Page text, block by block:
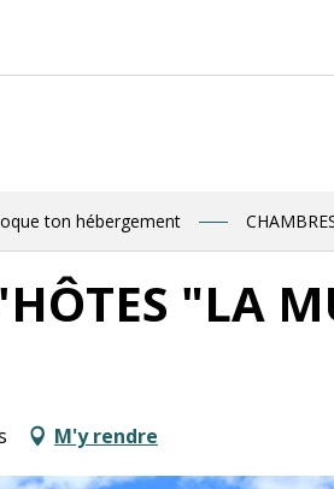
ton hébergement
"LA
M'y rendre